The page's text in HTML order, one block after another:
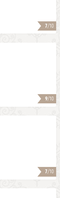
7/10
9/10
7/10